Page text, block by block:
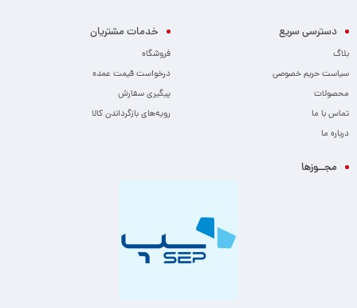
دسترسی سریع
بلاگ
سیاست حریم خصوصی
محصولات
تماس با ما
درباره ما
خدمات مشتریان
فروشگاه
درخواست قیمت عمده
پیگیری سفارش
رویه‌های بازگرداندن کالا
مجــوزها